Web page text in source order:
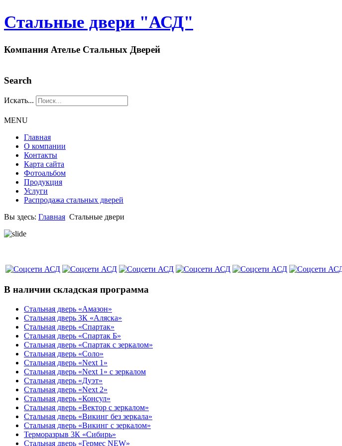
Стальные двери "АСД"
Компания Ателье Стальных Дверей
Search
Искать...
MENU
Главная
О компании
Контакты
Карта сайта
Фотоальбом
Продукция
Услуги
Распродажа стальных дверей
Вы здесь: Главная Стальные двери
В наличии складская программа
Стальная дверь «Амазон»
Стальная дверь 3К «Аляска»
Стальная дверь «Спартак»
Стальная дверь «Спартак Б»
Стальная дверь «Спартак с зеркалом»
Стальная дверь «Соло»
Стальная дверь «Next 1»
Стальная дверь «Next 1» с зеркалом
Стальная дверь «Дуэт»
Стальная дверь «Next 2»
Стальная дверь «Консул»
Стальная дверь «Вектор с зеркалом»
Стальная дверь «Викинг без зеркала»
Стальная дверь «Викинг c зеркалом»
Терморазрыв 3К «Сибирь»
Стальная дверь «Гермес NEW»